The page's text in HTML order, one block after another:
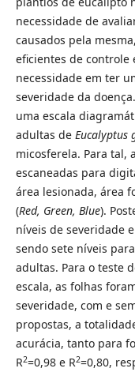
necessidade de
causados pela
eficientes de controle
necessidade em ter
severidade da
uma escala
adultas de Eucalyptus
micosferela. Para tal,
escaneadas para
área lesionada, área
(Red, Green, Blue).
níveis de severidade
sendo sete níveis
adultas. Para o teste
escala, as folhas
severidade, com e
propostas, a
acurácia, tanto para
R2=0,98 e R2=0,80,